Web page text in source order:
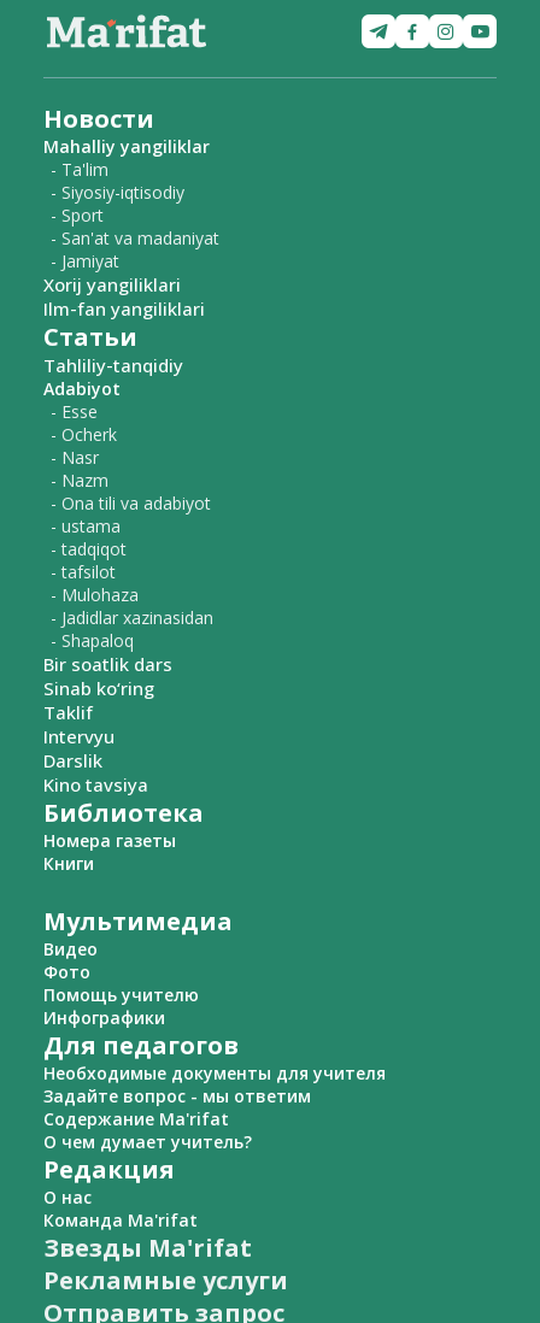
Новости
Mahalliy yangiliklar
- Ta'lim
- Siyosiy-iqtisodiy
- Sport
- San'at va madaniyat
- Jamiyat
Xorij yangiliklari
Ilm-fan yangiliklari
Статьи
Tahliliy-tanqidiy
Adabiyot
- Esse
- Ocherk
- Nasr
- Nazm
- Ona tili va adabiyot
- ustama
- tadqiqot
- tafsilot
- Mulohaza
- Jadidlar xazinasidan
- Shapaloq
Bir soatlik dars
Sinab ko‘ring
Taklif
Intervyu
Darslik
Kino tavsiya
Библиотека
Номера газеты
Книги
Мультимедиа
Видео
Фото
Помощь учителю
Инфографики
Для педагогов
Необходимые документы для учителя
Задайте вопрос - мы ответим
Содержание Ma'rifat
О чем думает учитель?
Редакция
О нас
Команда Ma'rifat
Звезды Ma'rifat
Рекламные услуги
Отправить запрос